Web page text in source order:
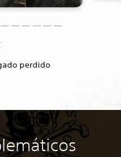
perdido